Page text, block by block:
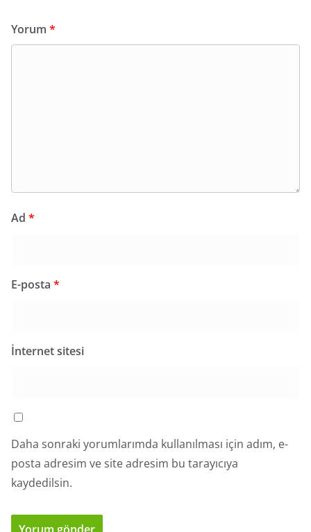
Yorum *
Ad *
E-posta *
İnternet sitesi
Daha sonraki yorumlarımda kullanılması için adım, e-
posta adresim ve site adresim bu tarayıcıya
kaydedilsin.